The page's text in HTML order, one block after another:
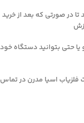
در صورتی که بعد از خرید
حتی بتوانید دستگاه خود
فلزیاب اسیا مدرن در تماس